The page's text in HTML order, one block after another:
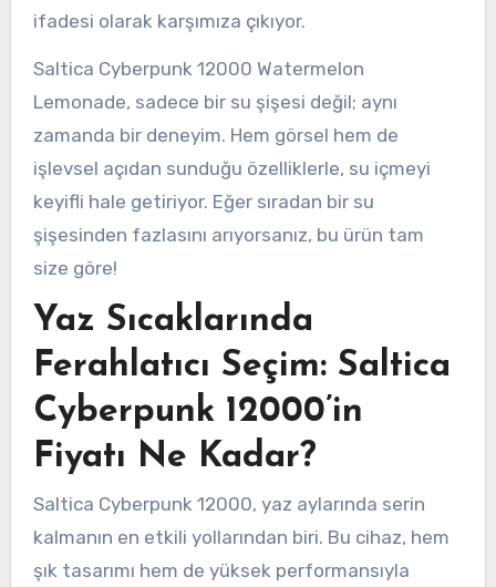
ifadesi olarak karşımıza çıkıyor.
Saltica Cyberpunk 12000 Watermelon
Lemonade, sadece bir su şişesi değil; aynı
zamanda bir deneyim. Hem görsel hem de
işlevsel açıdan sunduğu özelliklerle, su içmeyi
keyifli hale getiriyor. Eğer sıradan bir su
şişesinden fazlasını arıyorsanız, bu ürün tam
size göre!
Yaz Sıcaklarında
Ferahlatıcı Seçim: Saltica
Cyberpunk 12000’in
Fiyatı Ne Kadar?
Saltica Cyberpunk 12000, yaz aylarında serin
kalmanın en etkili yollarından biri. Bu cihaz, hem
şık tasarımı hem de yüksek performansıyla